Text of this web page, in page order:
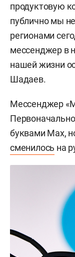
продуктовую
публично мы
регионами
мессенджер в
нашей жизни
Шадаев.
Мессенджер
буквами Max,
сменилось на